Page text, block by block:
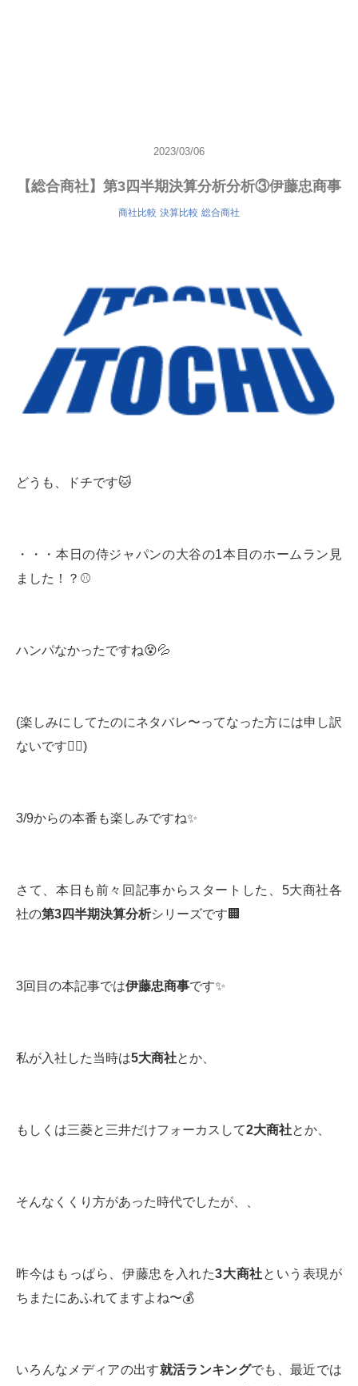
2023/03/06
【総合商社】第3四半期決算分析分析③伊藤忠商事
商社比較 決算比較 総合商社
どうも、ドチです🐱
・・・本日の侍ジャパンの大谷の1本目のホームラン見
ました！？⚾️
ハンパなかったですね😵💦
(楽しみにしてたのにネタバレ〜ってなった方には申し訳
ないです🙇‍♂️)
3/9からの本番も楽しみですね✨
さて、本日も前々回記事からスタートした、5大商社各
社の第3四半期決算分析シリーズです🏢
3回目の本記事では伊藤忠商事です✨
私が入社した当時は5大商社とか、
もしくは三菱と三井だけフォーカスして2大商社とか、
そんなくくり方があった時代でしたが、、
昨今はもっぱら、伊藤忠を入れた3大商社という表現が
ちまたにあふれてますよね〜💰
いろんなメディアの出す就活ランキングでも、最近では